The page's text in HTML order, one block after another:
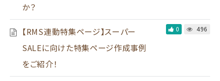
か？
【RMS連動特集ページ】スーパー
SALEに向けた特集ページ作成事例
をご紹介！
0 496